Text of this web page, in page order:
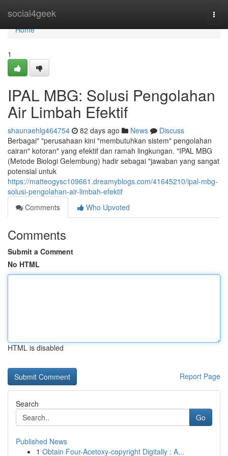
social4geek
Home
Home
1
IPAL MBG: Solusi Pengolahan
Air Limbah Efektif
shaunaehlg464754 82 days ago News
Discuss
Berbagai" "perusahaan kini "membutuhkan sistem" pengolahan
cairan" kotoran" yang efektif dan ramah lingkungan. "IPAL MBG
(Metode Biologi Gelembung) hadir sebagai "jawaban yang sangat
potensial untuk
https://matteogysc109661.dreamyblogs.com/41645210/ipal-mbg-
solusi-pengolahan-air-limbah-efektif
Comments
Who Upvoted
Comments
Submit a Comment
No HTML
HTML is disabled
Report Page
Search
Go
Published News
1 Obtain Four-Acetoxy-copyright Digitally : A...